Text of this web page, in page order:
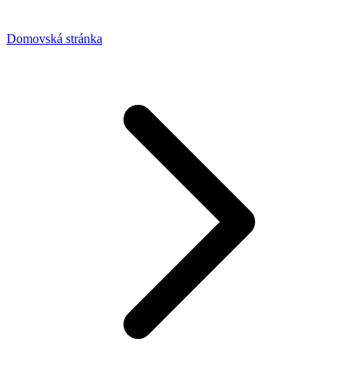
Domovská stránka